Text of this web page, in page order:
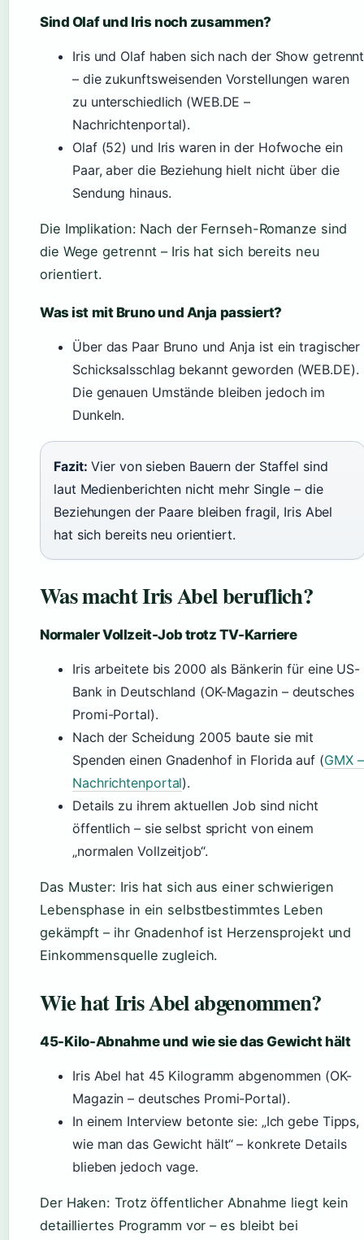
Sind Olaf und Iris noch zusammen?
Iris und Olaf haben sich nach der Show getrennt
– die zukunftsweisenden Vorstellungen waren
zu unterschiedlich (WEB.DE –
Nachrichtenportal).
Olaf (52) und Iris waren in der Hofwoche ein
Paar, aber die Beziehung hielt nicht über die
Sendung hinaus.
Die Implikation: Nach der Fernseh-Romanze sind
die Wege getrennt – Iris hat sich bereits neu
orientiert.
Was ist mit Bruno und Anja passiert?
Über das Paar Bruno und Anja ist ein tragischer
Schicksalsschlag bekannt geworden (WEB.DE).
Die genauen Umstände bleiben jedoch im
Dunkeln.
Fazit: Vier von sieben Bauern der Staffel sind
laut Medienberichten nicht mehr Single – die
Beziehungen der Paare bleiben fragil, Iris Abel
hat sich bereits neu orientiert.
Was macht Iris Abel beruflich?
Normaler Vollzeit-Job trotz TV-Karriere
Iris arbeitete bis 2000 als Bänkerin für eine US-
Bank in Deutschland (OK-Magazin – deutsches
Promi-Portal).
Nach der Scheidung 2005 baute sie mit
Spenden einen Gnadenhof in Florida auf (GMX –
Nachrichtenportal).
Details zu ihrem aktuellen Job sind nicht
öffentlich – sie selbst spricht von einem
„normalen Vollzeitjob“.
Das Muster: Iris hat sich aus einer schwierigen
Lebensphase in ein selbstbestimmtes Leben
gekämpft – ihr Gnadenhof ist Herzensprojekt und
Einkommensquelle zugleich.
Wie hat Iris Abel abgenommen?
45-Kilo-Abnahme und wie sie das Gewicht hält
Iris Abel hat 45 Kilogramm abgenommen (OK-
Magazin – deutsches Promi-Portal).
In einem Interview betonte sie: „Ich gebe Tipps,
wie man das Gewicht hält“ – konkrete Details
blieben jedoch vage.
Der Haken: Trotz öffentlicher Abnahme liegt kein
detailliertes Programm vor – es bleibt bei